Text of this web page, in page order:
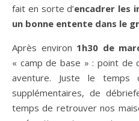
fait en sorte d’encadrer les
un bonne entente dans le
Après environ 1h30 de
« camp de base » : point de
aventure. Juste le temps
supplémentaires, de
temps de retrouver nos